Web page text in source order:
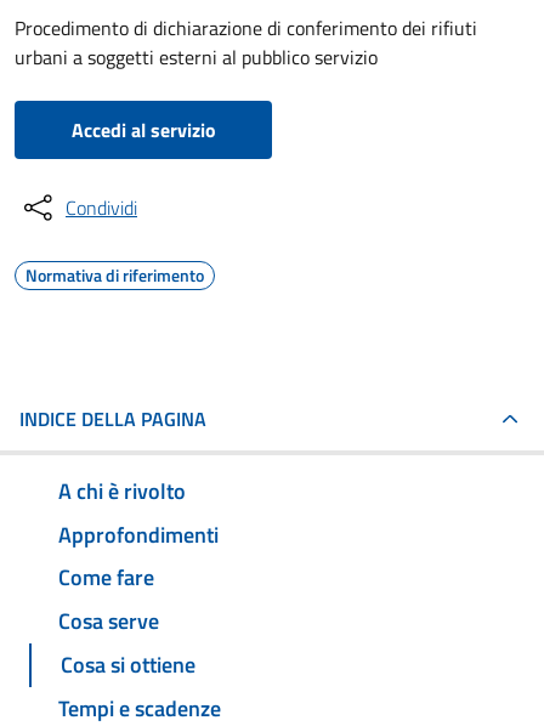
Procedimento di dichiarazione di conferimento dei rifiuti
urbani a soggetti esterni al pubblico servizio
Accedi al servizio
Condividi
Normativa di riferimento
INDICE DELLA PAGINA
A chi è rivolto
Approfondimenti
Come fare
Cosa serve
Cosa si ottiene
Tempi e scadenze